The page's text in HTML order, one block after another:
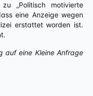
zu „Politisch motivierte
eine Anzeige wegen
erstattet worden ist.
auf eine Kleine Anfrage